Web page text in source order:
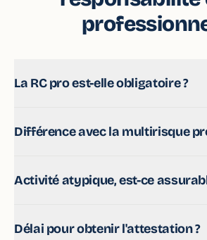
La RC pro est-elle obligatoire ?
obligations et on évite les trous de
Différence avec la multirisque
propres biens. Souvent
Activité atypique, est-ce
pour les niches.
Délai pour obtenir l'attestation ?